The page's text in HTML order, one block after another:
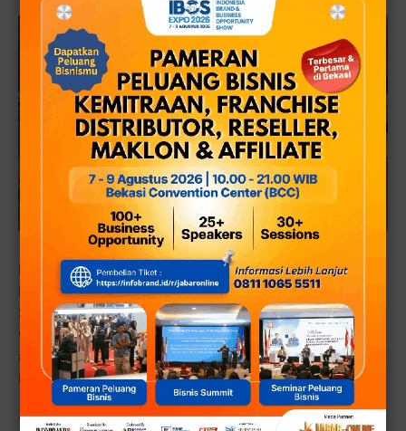
Lelaki yang juga Ketua DPD PKS Kota Bekasi dan anggota
DPRD Provinsi Jawa Barat terpilih dari Partai Keadilan
Sejahtera ini menjelaskan perihal banjir di beberapa
wilayah Kota Bekasi seperti Rawalumbu. Perlu diketahui
asal nama wilayah Rawalumbu sendiri, memang dulunya
berasal dari tanah berawa-rawa.
“Banjir itu ada dua yaitu ada banjir yang sifatnya lokal dan